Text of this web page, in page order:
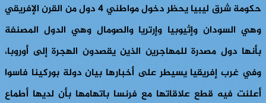
حكومة شرق ليبيا يحظر دخول مواطني 4 دول من القرن الإفريقي
وهي السودان وإثيوبيا وإرتريا والصومال وهي الدول المصنفة
بأنها دول مصدرة للمهاجرين الذين يقصدون الهجرة إلى أوروبا،
وفي غرب إفريقيا يسيطر على أخبارها بيان دولة بوركينا فاسوا
أعلنت فيه قطع علاقاتها مع فرنسا باتهامها بأن لديها أطماع